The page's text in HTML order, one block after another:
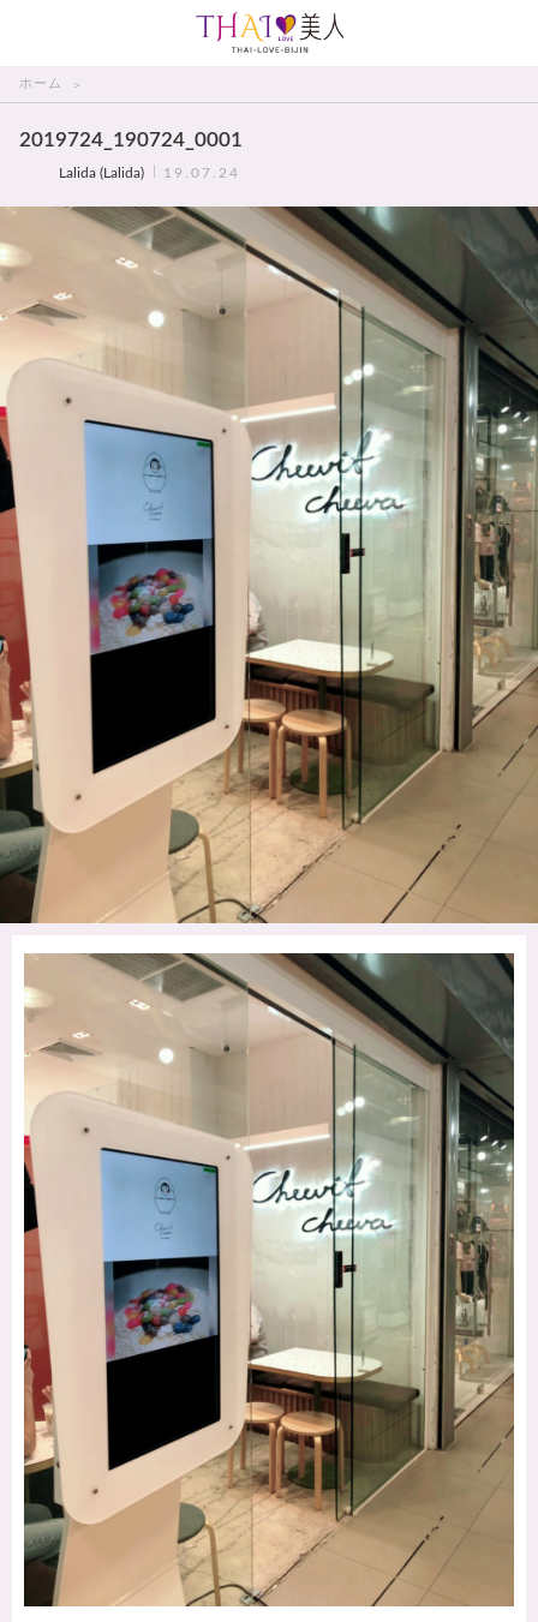
ホーム
2019724_190724_0001
Lalida (Lalida) 19.07.24